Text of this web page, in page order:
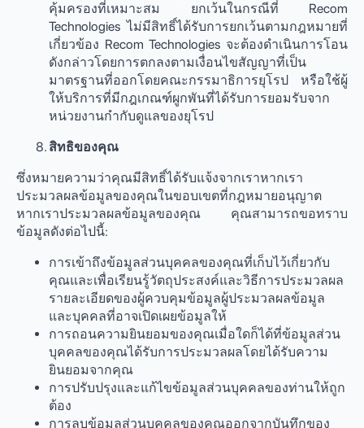
คุ้มครองที่เหมาะสม ยกเว้นในกรณีที่ Recom
Technologies ไม่มีสิทธิ์ได้รับการยกเว้นตามกฎหมายที่
เกี่ยวข้อง Recom Technologies จะต้องดำเนินการโอน
ดังกล่าวโดยการตกลงตามเงื่อนไขสัญญาที่เป็น
มาตรฐานที่ออกโดยคณะกรรมาธิการยุโรป หรือใช้ผู้
ให้บริการที่มีกฎเกณฑ์ผูกพันที่ได้รับการยอมรับจาก
หน่วยงานกำกับดูแลของยุโรป
สิทธิของคุณ
ซึ่งหมายความว่าคุณมีสิทธิ์ได้รับแจ้งจากเราหากเรา
ประมวลผลข้อมูลของคุณในขอบเขตที่กฎหมายอนุญาต
หากเราประมวลผลข้อมูลของคุณ คุณสามารถขอทราบ
ข้อมูลดังต่อไปนี้:
การเข้าถึงข้อมูลส่วนบุคคลของคุณที่เก็บไว้เกี่ยวกับ
คุณและเพื่อเรียนรู้วัตถุประสงค์และวิธีการประมวลผล
รายละเอียดของผู้ควบคุมข้อมูลผู้ประมวลผลข้อมูล
และบุคคลที่อาจเปิดเผยข้อมูลให้
การถอนความยินยอมของคุณเมื่อใดก็ได้ที่ข้อมูลส่วน
บุคคลของคุณได้รับการประมวลผลโดยได้รับความ
ยินยอมจากคุณ
การปรับปรุงและแก้ไขข้อมูลส่วนบุคคลของท่านให้ถูก
ต้อง
การลบข้อมูลส่วนบุคคลของคุณออกจากบันทึกของ